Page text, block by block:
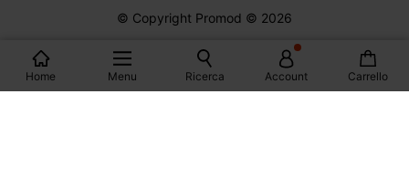
Home Menu Ricerca Account Carrello